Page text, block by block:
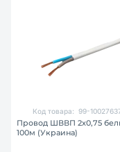
Код товара: 99-
Провод ШВВП 2х0,75
100м (Украина)